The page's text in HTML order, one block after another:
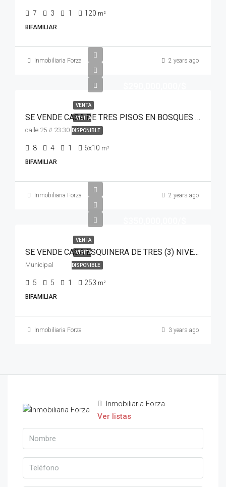
7 3 1 120 m²
BIFAMILIAR
Inmobiliaria Forza 2 years ago
VENTA
VISITA
DISPONIBLE
SE VENDE CASA DE TRES PISOS EN BOSQUES DE MARACAIBO, TULUÁ (VALLE)
calle 25 # 23 30 tulua
8 4 1 6x10 m²
BIFAMILIAR
Inmobiliaria Forza 2 years ago
VENTA
VISITA
DISPONIBLE
SE VENDE CASA ESQUINERA DE TRES (3) NIVELES CON TERRAZA MUNICIPAL- TULUÁ (VALLE) 💯😍
Municipal
5 5 1 253 m²
BIFAMILIAR
Inmobiliaria Forza 3 years ago
Inmobiliaria Forza
Ver listas